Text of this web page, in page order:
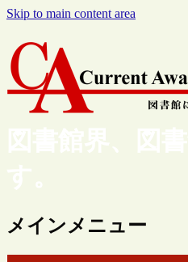
Skip to main content area
図書館界、図
す。
メインメニュー